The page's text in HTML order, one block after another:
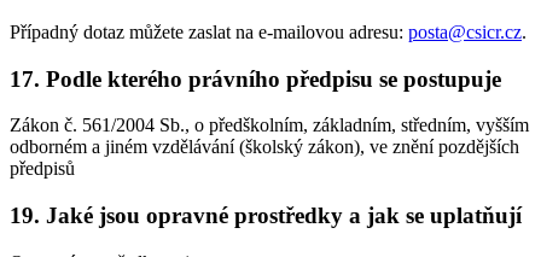
Případný dotaz můžete zaslat na e-mailovou adresu: posta@csicr.cz.
17. Podle kterého právního předpisu se postupuje
Zákon č. 561/2004 Sb., o předškolním, základním, středním, vyšším
odborném a jiném vzdělávání (školský zákon), ve znění pozdějších
předpisů
19. Jaké jsou opravné prostředky a jak se uplatňují